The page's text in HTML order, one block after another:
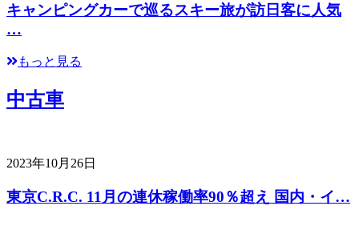
キャンピングカーで巡るスキー旅が訪日客に人気
…
もっと見る
中古車
2023年10月26日
東京C.R.C. 11月の連休稼働率90％超え 国内・イ…